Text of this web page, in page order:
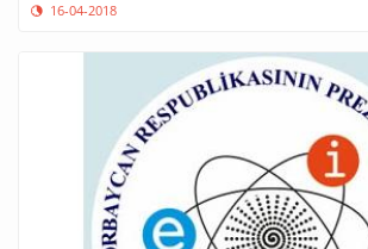
16-04-2018